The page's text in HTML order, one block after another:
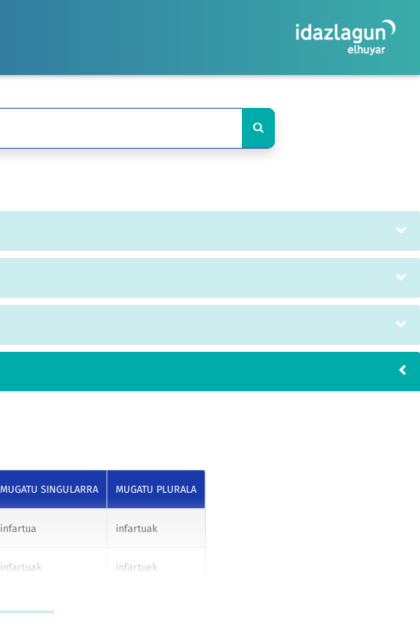
MUGATU SINGULARRA MUGATU PLURALA
infartua infartuak
infartuak infartuek